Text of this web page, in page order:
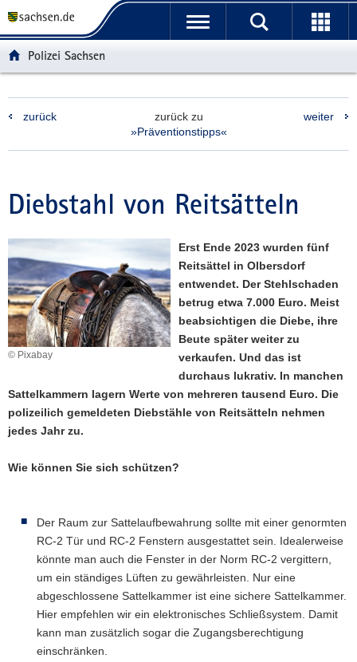
t
l
e
g
r
i
f
e
n
d
e
N
v
i
g
t
n
t
l
v
g
a
i
o
n
p
i
a
t
t
r
e
e
i
h
Polizei Sachsen
zurück
zurück zu
»Präventionstipps«
weiter
Diebstahl von Reitsätteln
© Pixabay
Erst Ende 2023 wurden fünf
Reitsättel in Olbersdorf
entwendet. Der Stehlschaden
betrug etwa 7.000 Euro. Meist
beabsichtigen die Diebe, ihre
Beute später weiter zu
verkaufen. Und das ist
durchaus lukrativ. In manchen
Sattelkammern lagern Werte von mehreren tausend Euro. Die
polizeilich gemeldeten Diebstähle von Reitsätteln nehmen
jedes Jahr zu.
Wie können Sie sich schützen?
Der Raum zur Sattelaufbewahrung sollte mit einer genormten
RC-2 Tür und RC-2 Fenstern ausgestattet sein. Idealerweise
könnte man auch die Fenster in der Norm RC-2 vergittern,
um ein ständiges Lüften zu gewährleisten. Nur eine
abgeschlossene Sattelkammer ist eine sichere Sattelkammer.
Hier empfehlen wir ein elektronisches Schließsystem. Damit
kann man zusätzlich sogar die Zugangsberechtigung
einschränken.